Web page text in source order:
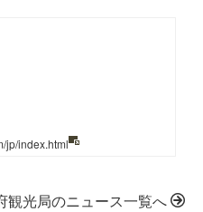
jp/index.html
観光局のニュース一覧へ